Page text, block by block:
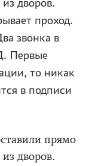
дворов.
проход.
звонка в
Первые
то никак
в подписи
прямо
дворов.